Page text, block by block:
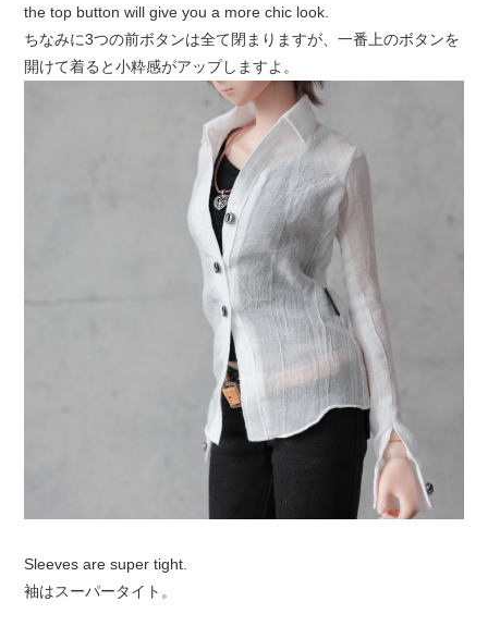
the top button will give you a more chic look.
ちなみに3つの前ボタンは全て閉まりますが、一番上のボタンを
開けて着ると小粋感がアップしますよ。
Sleeves are super tight.
袖はスーパータイト。